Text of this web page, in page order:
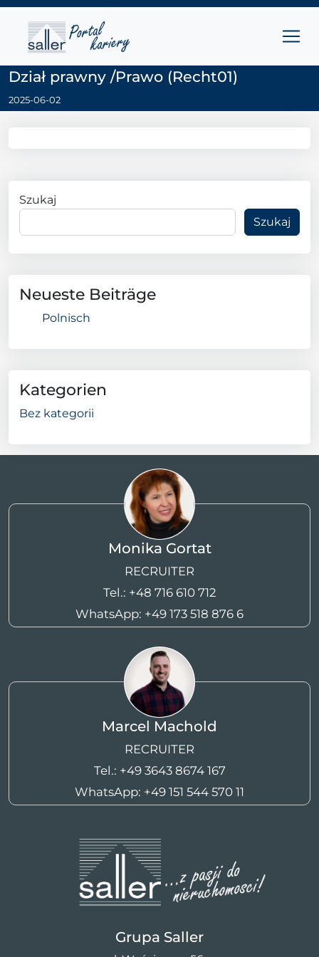
Przejdź do treści
Main Navigation
Dział prawny /Prawo (Recht01)
2025-06-02
Szukaj
Szukaj
Neueste Beiträge
Polnisch
Kategorien
Bez kategorii
Monika Gortat
RECRUITER
Tel.: +48 716 610 712
WhatsApp: +49 173 518 876 6
Marcel Machold
RECRUITER
Tel.: +49 3643 8674 167
WhatsApp: +49 151 544 570 11
Grupa Saller